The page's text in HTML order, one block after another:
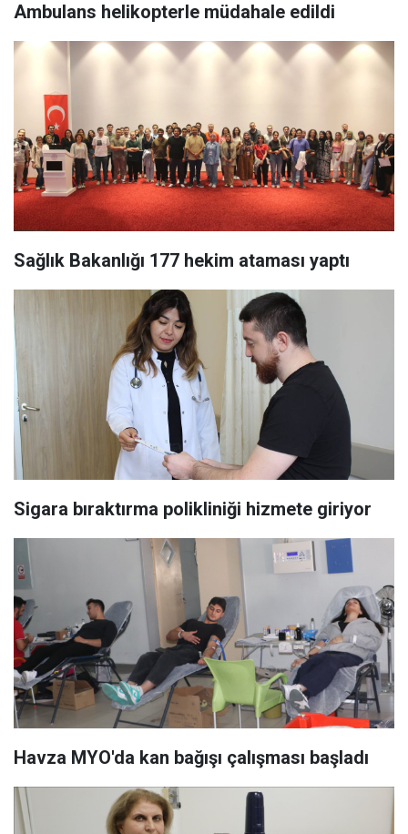
Ambulans helikopterle müdahale edildi
Sağlık Bakanlığı 177 hekim ataması yaptı
Sigara bıraktırma polikliniği hizmete giriyor
Havza MYO'da kan bağışı çalışması başladı